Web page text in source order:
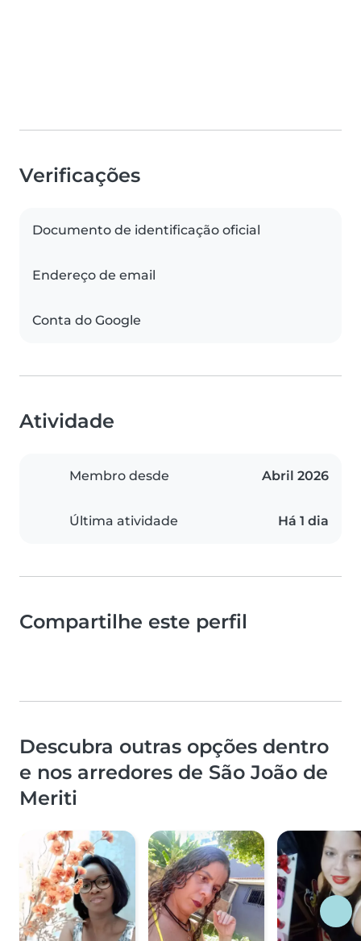
Verificações
Documento de identificação oficial
Endereço de email
Conta do Google
Atividade
Membro desde Abril 2026
Última atividade Há 1 dia
Compartilhe este perfil
Descubra outras opções dentro
e nos arredores de São João de
Meriti